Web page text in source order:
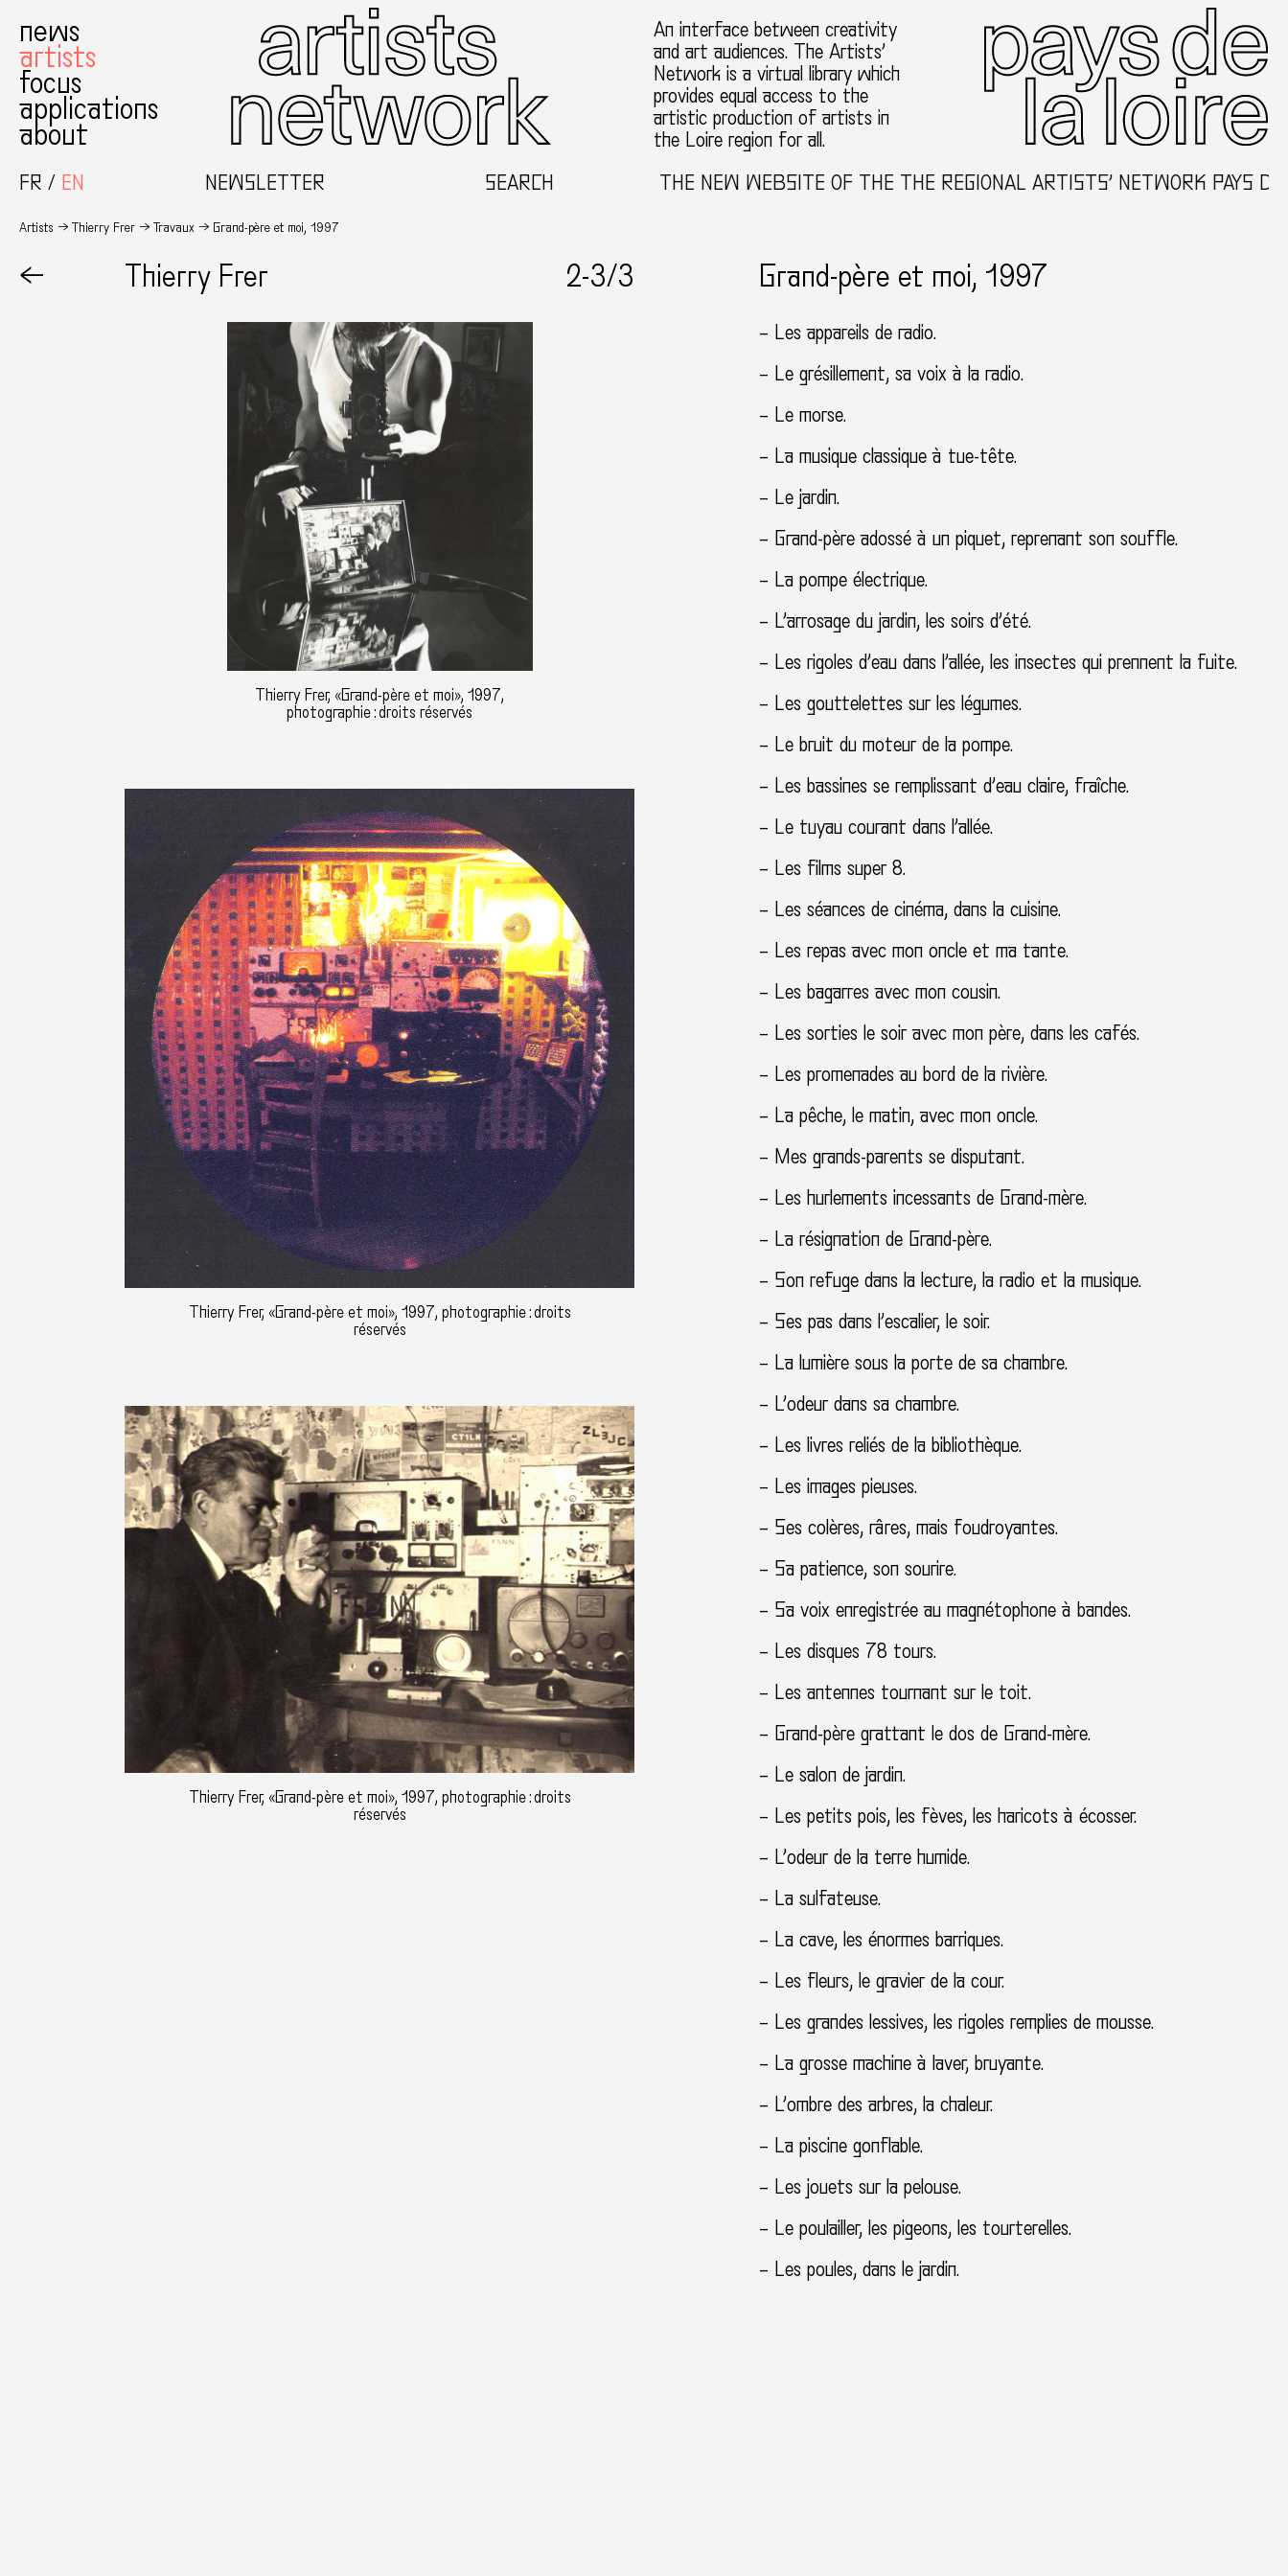
news
artists
focus
applications
about
An interface between creativity
and art audiences. The Artists’
Network is a virtual library which
provides equal access to the
artistic production of artists in
the Loire region for all.
FR
EN NEWSLETTER SEARCH
WELCOME TO THE NEW WEBSITE OF THE THE REGIONAL ARTISTS’ NETWORK PAYS DE
Artists Thierry Frer Travaux Grand-père et moi, 1997
← Thierry Frer 2-3/3
Thierry Frer, «Grand-père et moi», 1997,
photographie : droits réservés
Thierry Frer, «Grand-père et moi», 1997, photographie : droits
réservés
Thierry Frer, «Grand-père et moi», 1997, photographie : droits
réservés
Grand-père et moi, 1997
– Les appareils de radio.
– Le grésillement, sa voix à la radio.
– Le morse.
– La musique classique à tue-tête.
– Le jardin.
– Grand-père adossé à un piquet, reprenant son souffle.
– La pompe électrique.
– L’arrosage du jardin, les soirs d’été.
– Les rigoles d’eau dans l’allée, les insectes qui prennent la fuite.
– Les gouttelettes sur les légumes.
– Le bruit du moteur de la pompe.
– Les bassines se remplissant d’eau claire, fraîche.
– Le tuyau courant dans l’allée.
– Les films super 8.
– Les séances de cinéma, dans la cuisine.
– Les repas avec mon oncle et ma tante.
– Les bagarres avec mon cousin.
– Les sorties le soir avec mon père, dans les cafés.
– Les promenades au bord de la rivière.
– La pêche, le matin, avec mon oncle.
– Mes grands-parents se disputant.
– Les hurlements incessants de Grand-mère.
– La résignation de Grand-père.
– Son refuge dans la lecture, la radio et la musique.
– Ses pas dans l’escalier, le soir.
– La lumière sous la porte de sa chambre.
– L’odeur dans sa chambre.
– Les livres reliés de la bibliothèque.
– Les images pieuses.
– Ses colères, râres, mais foudroyantes.
– Sa patience, son sourire.
– Sa voix enregistrée au magnétophone à bandes.
– Les disques 78 tours.
– Les antennes tournant sur le toit.
– Grand-père grattant le dos de Grand-mère.
– Le salon de jardin.
– Les petits pois, les fèves, les haricots à écosser.
– L’odeur de la terre humide.
– La sulfateuse.
– La cave, les énormes barriques.
– Les fleurs, le gravier de la cour.
– Les grandes lessives, les rigoles remplies de mousse.
– La grosse machine à laver, bruyante.
– L’ombre des arbres, la chaleur.
– La piscine gonflable.
– Les jouets sur la pelouse.
– Le poulailler, les pigeons, les tourterelles.
– Les poules, dans le jardin.